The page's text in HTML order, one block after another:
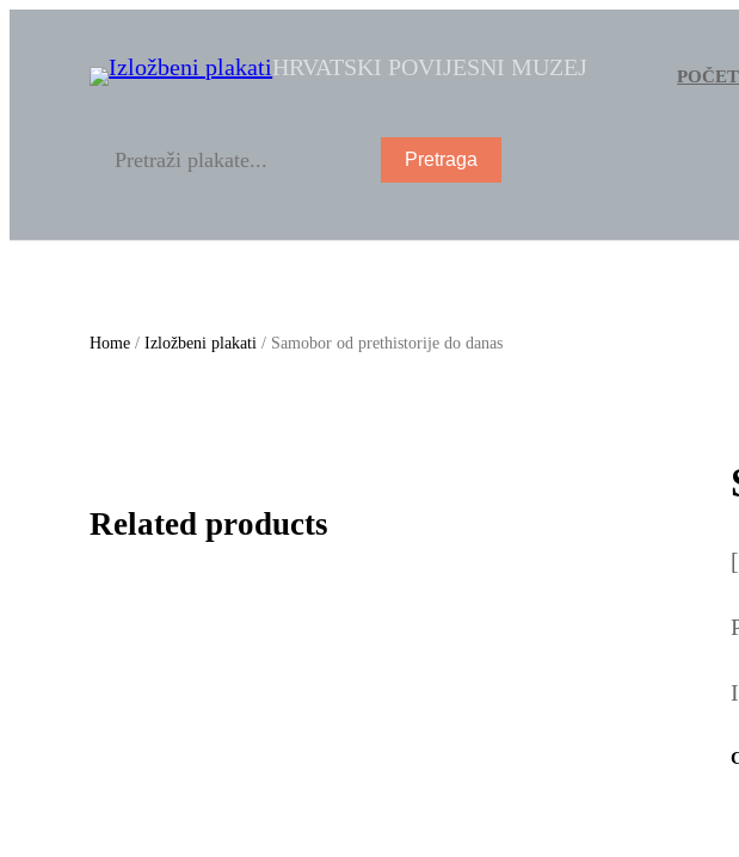
HRVATSKI POVIJESNI MUZEJ
Pretraga
Home /Izložbeni plakati / Samobor od prethistorije do danas
Related products